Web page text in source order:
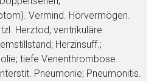
Vermind. Hörvermögen.
Herztod; ventrikuläre
Herzinsuff.;
tiefe Venenthrombose.
Pneumonie; Pneumonitis.